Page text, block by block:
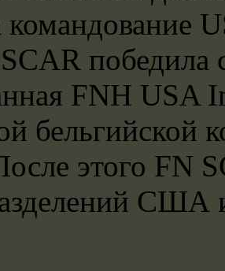
командование
победила
FNH USA
бельгийской
этого FN
США